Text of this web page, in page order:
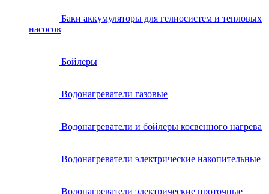
Баки аккумуляторы для гелиосистем и тепловых
насосов
Бойлеры
Водонагреватели газовые
Водонагреватели и бойлеры косвенного нагрева
Водонагреватели электрические накопительные
Водонагреватели электрические проточные